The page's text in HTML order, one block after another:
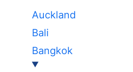
Auckland
Bali
Bangkok